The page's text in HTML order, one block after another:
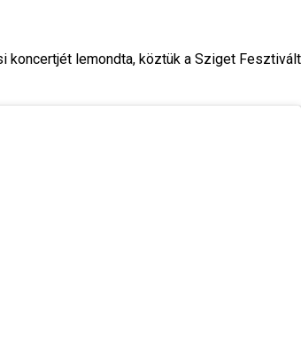
koncertjét lemondta, köztük a Sziget